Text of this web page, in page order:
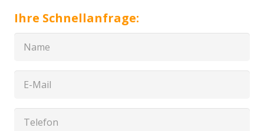
Ihre Schnellanfrage: